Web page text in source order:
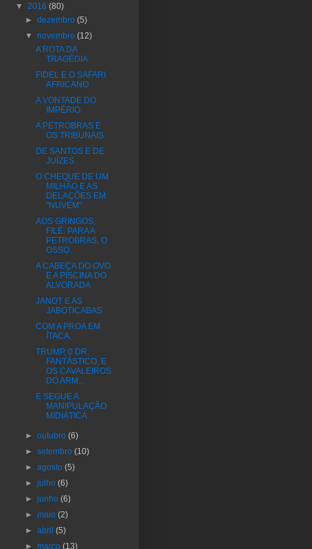
▼ 2016 (80)
►dezembro(5)
▼novembro(12)
A ROTA DA
TRAGÉDIA
FIDEL E O SAFARI
AFRICANO
A VONTADE DO
IMPÉRIO
A PETROBRAS E
OS TRIBUNAIS
DE SANTOS E DE
JUÍZES
O CHEQUE DE UM
MILHÃO E AS
DELAÇÕES EM
"NUVEM".
AOS GRINGOS,
FILÉ. PARA A
PETROBRAS, O
OSSO.
A CABEÇA DO OVO
E A PISCINA DO
ALVORADA
JANOT E AS
JABOTICABAS
COM A PROA EM
ÍTACA.
TRUMP, 0 DR.
FANTÁSTICO, E
OS CAVALEIROS
DO ARM...
E SEGUE A
MANIPULAÇÃO
MIDIÁTICA
►outubro(6)
►setembro(10)
►agosto(5)
►julho(6)
►junho(6)
►maio(2)
►abril(5)
►março(13)